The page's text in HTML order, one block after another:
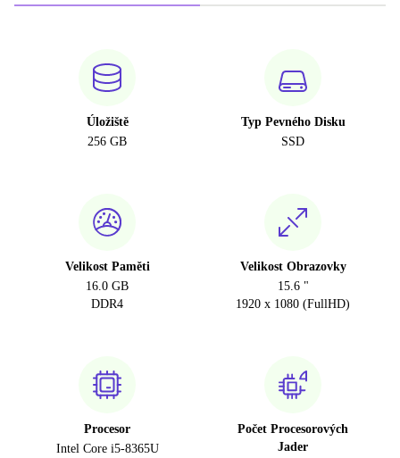
Úložiště
256 GB
Typ Pevného Disku
SSD
Velikost Paměti
16.0 GB
DDR4
Velikost Obrazovky
15.6 "
1920 x 1080 (FullHD)
Procesor
Intel Core i5-8365U
Počet Procesorových
Jader